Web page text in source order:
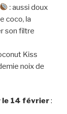
: aussi doux
coco, la
son filtre
Kiss
noix de
le 14 février: